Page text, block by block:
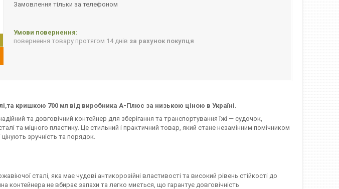
Замовлення тільки за телефоном
повернення товару протягом 14 днів за рахунок покупця
кришкою 700 мл від виробника А-Плюс за низькою ціною в Україні.
та довговічний контейнер для зберігання та транспортування їжі — судочок,
та міцного пластику. Це стильний і практичний товар, який стане незамінним помічником
зручність та порядок.
сталі, яка має чудові антикорозійні властивості та високий рівень стійкості до
контейнера не вбирає запахи та легко миється, що гарантує довговічність